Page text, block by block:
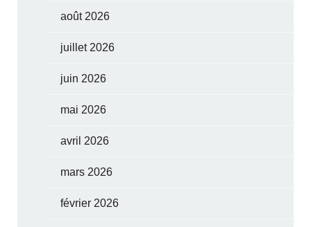
août 2026
juillet 2026
juin 2026
mai 2026
avril 2026
mars 2026
février 2026